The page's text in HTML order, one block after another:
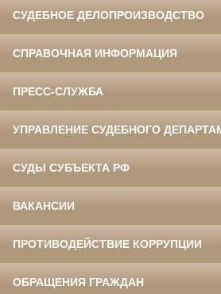
СУДЕБНОЕ ДЕЛОПРОИЗВОДСТВО
СПРАВОЧНАЯ ИНФОРМАЦИЯ
ПРЕСС-СЛУЖБА
УПРАВЛЕНИЕ СУДЕБНОГО
СУДЫ СУБЪЕКТА РФ
ВАКАНСИИ
ПРОТИВОДЕЙСТВИЕ КОРРУПЦИИ
ОБРАЩЕНИЯ ГРАЖДАН